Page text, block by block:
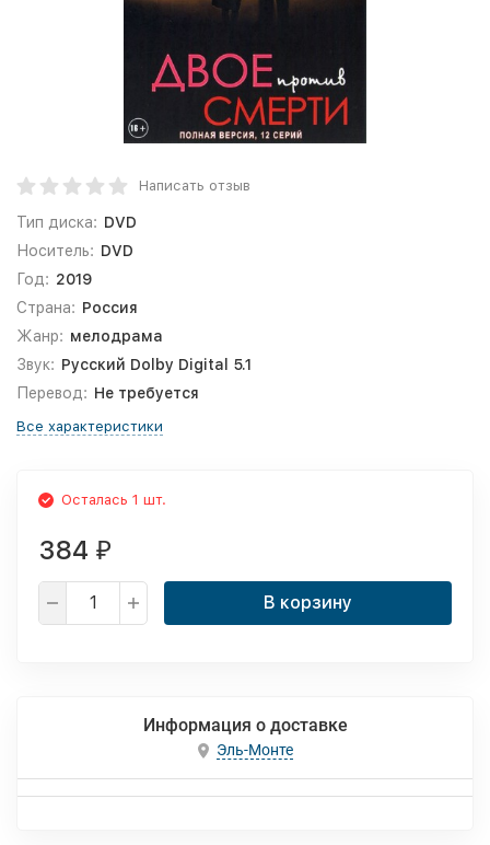
Написать отзыв
Тип диска: DVD
Носитель: DVD
Год: 2019
Страна: Россия
Жанр: мелодрама
Звук: Русский Dolby Digital 5.1
Перевод: Не требуется
Все характеристики
Осталась 1 шт.
384 ₽
В корзину
Информация о доставке
Эль-Монте